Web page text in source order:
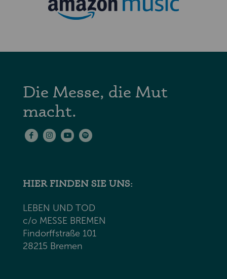
Die Messe, die Mut
macht.
HIER FINDEN SIE UNS:
LEBEN UND TOD
c/o MESSE BREMEN
Findorffstraße 101
28215 Bremen